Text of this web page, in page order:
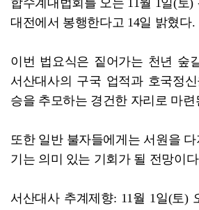
대전에서 봉행한다고 14일 밝혔다.
이번 법요식은 짙어가는 천년 숲
서산대사의 구국 업적과 호국정
승을 추모하는 경건한 자리로 마련
또한 일반 불자들에게는 서원을
기는 의미 있는 기회가 될 전망이
서산대사 추계제향: 11월 1일(토)